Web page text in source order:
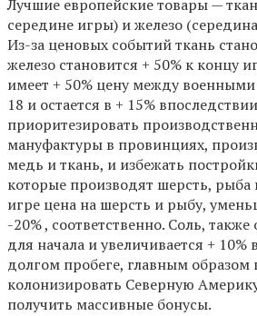
Лучшие европейские товары —
середине игры) и железо
Из-за ценовых событий ткань
железо становится + 50% к концу
имеет + 50% цену между
18 и остается в + 15%
приоритезировать
мануфактуры в провинциях,
медь и ткань, и избежать
которые производят шерсть, рыба
игре цена на шерсть и рыбу,
-20% , соответственно. Соль,
для начала и увеличивается + 10%
долгом пробеге, главным образом
колонизировать Северную
получить массивные бонусы.